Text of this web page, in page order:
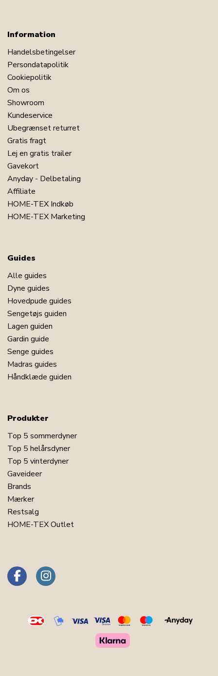
Information
Handelsbetingelser
Persondatapolitik
Cookiepolitik
Om os
Showroom
Kundeservice
Ubegrænset returret
Gratis fragt
Lej en gratis trailer
Gavekort
Anyday - Delbetaling
Affiliate
HOME-TEX Indkøb
HOME-TEX Marketing
Guides
Alle guides
Dyne guides
Hovedpude guides
Sengetøjs guiden
Lagen guiden
Gardin guide
Senge guides
Madras guides
Håndklæde guiden
Produkter
Top 5 sommerdyner
Top 5 helårsdyner
Top 5 vinterdyner
Gaveideer
Brands
Mærker
Restsalg
HOME-TEX Outlet